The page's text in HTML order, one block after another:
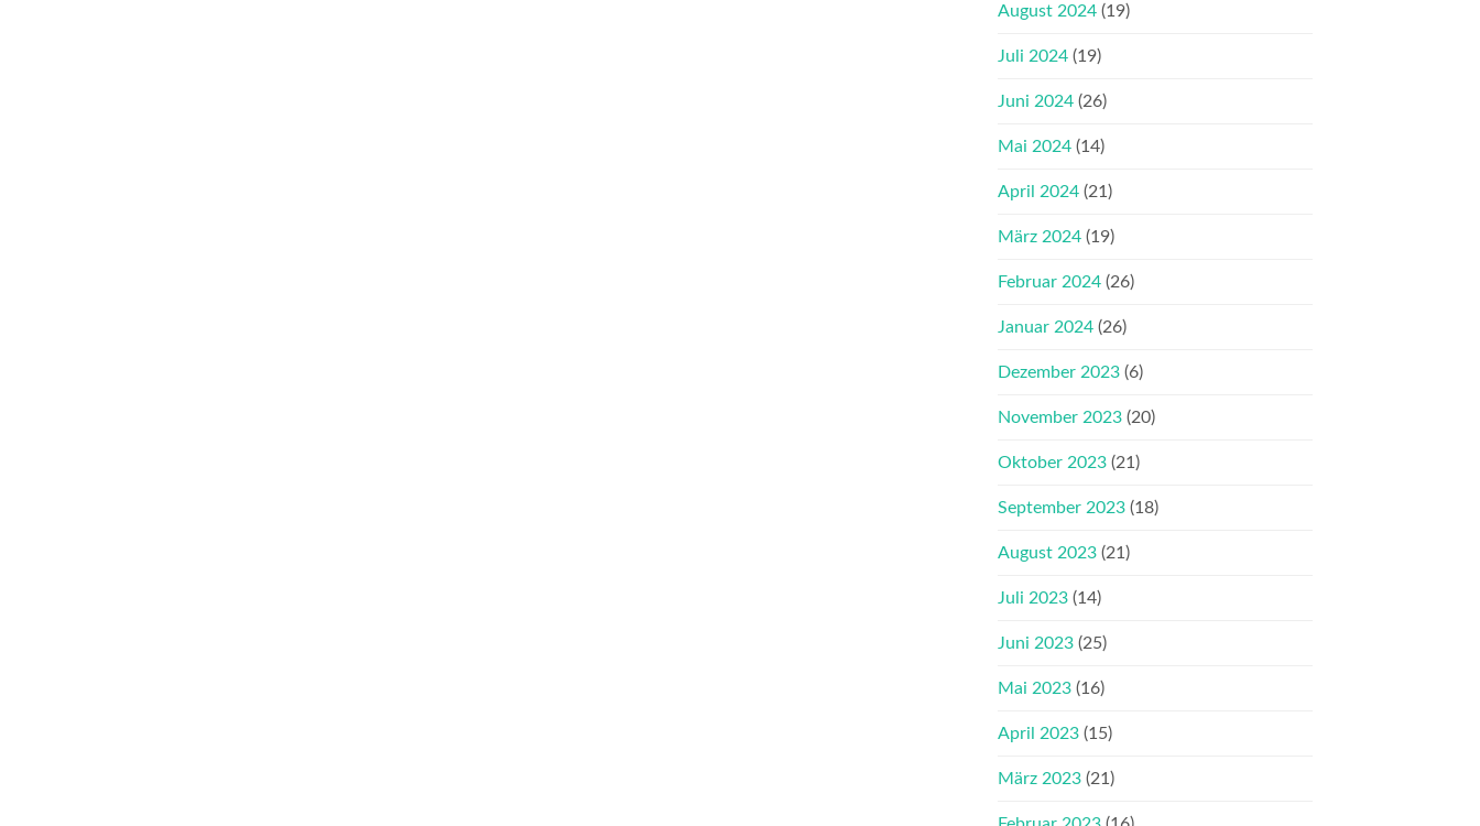
August 2024 (19)
Juli 2024 (19)
Juni 2024 (26)
Mai 2024 (14)
April 2024 (21)
März 2024 (19)
Februar 2024 (26)
Januar 2024 (26)
Dezember 2023 (6)
November 2023 (20)
Oktober 2023 (21)
September 2023 (18)
August 2023 (21)
Juli 2023 (14)
Juni 2023 (25)
Mai 2023 (16)
April 2023 (15)
März 2023 (21)